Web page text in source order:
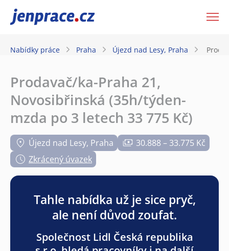
JenPráce.cz
Nabídky práce Praha Újezd nad Lesy, Praha
Prodavač/ka-Praha 21,
Novosibřinská (35h/týden-
mzda po 3 letech 33 775 Kč)
Újezd nad Lesy, Praha
30.888 – 33.775 Kč
Zkrácený úvazek
Tahle nabídka už je sice pryč,
ale není důvod zoufat.
Společnost Lidl Česká republika